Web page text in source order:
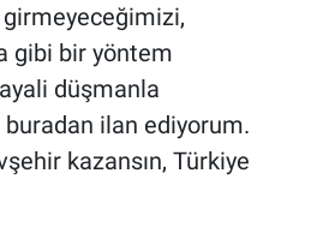
gibi bir yöntem
düşmanla
buradan ilan ediyorum.
kazansın, Türkiye